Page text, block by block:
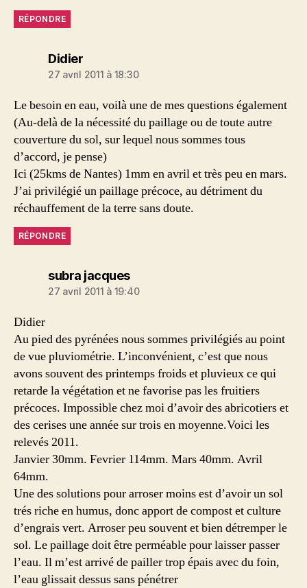
RÉPONDRE
Didierdit :
27 avril 2011 à 18:30
Le besoin en eau, voilà une de mes questions également
(Au-delà de la nécessité du paillage ou de toute autre
couverture du sol, sur lequel nous sommes tous
d’accord, je pense)
Ici (25kms de Nantes) 1mm en avril et très peu en mars.
J’ai privilégié un paillage précoce, au détriment du
réchauffement de la terre sans doute.
RÉPONDRE
subra jacquesdit :
27 avril 2011 à 19:40
Didier
Au pied des pyrénées nous sommes privilégiés au point
de vue pluviométrie. L’inconvénient, c’est que nous
avons souvent des printemps froids et pluvieux ce qui
retarde la végétation et ne favorise pas les fruitiers
précoces. Impossible chez moi d’avoir des abricotiers et
des cerises une année sur trois en moyenne.Voici les
relevés 2011.
Janvier 30mm. Fevrier 114mm. Mars 40mm. Avril
64mm.
Une des solutions pour arroser moins est d’avoir un sol
trés riche en humus, donc apport de compost et culture
d’engrais vert. Arroser peu souvent et bien détremper le
sol. Le paillage doit être perméable pour laisser passer
l’eau. Il m’est arrivé de pailler trop épais avec du foin,
l’eau glissait dessus sans pénétrer